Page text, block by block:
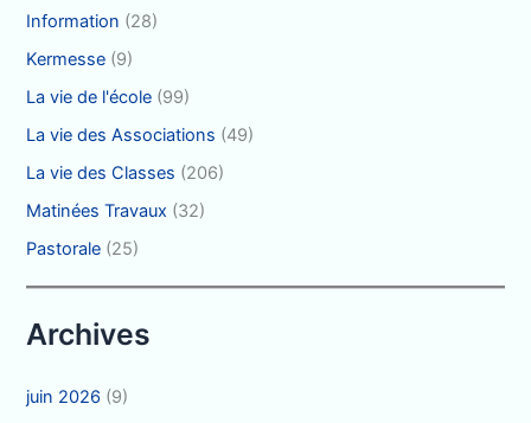
Information (28)
Kermesse (9)
La vie de l'école (99)
La vie des Associations (49)
La vie des Classes (206)
Matinées Travaux (32)
Pastorale (25)
Archives
juin 2026 (9)